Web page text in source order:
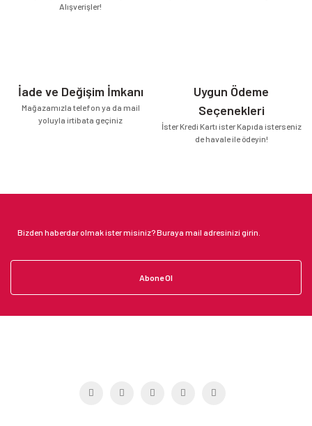
Alışverişler!
İade ve Değişim İmkanı
Mağazamızla telefon ya da mail
yoluyla irtibata geçiniz
Uygun Ödeme
Seçenekleri
İster Kredi Kartı ister Kapıda isterseniz
de havale ile ödeyin!
Abone Ol